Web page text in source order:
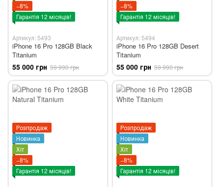
−8%
Гарантія 12 місяців!
Артикул: 5493
iPhone 16 Pro 128GB Black
Titanium
55 000 грн 59 990 грн
−8%
Гарантія 12 місяців!
Артикул: 5494
iPhone 16 Pro 128GB Desert
Titanium
55 000 грн 59 990 грн
Розпродаж
Новинка
Хіт
−8%
Гарантія 12 місяців!
Розпродаж
Новинка
Хіт
−8%
Гарантія 12 місяців!